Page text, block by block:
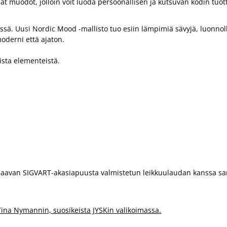
Uusi Nordic Mood -mallisto tuo esiin lämpimiä sävyjä,
että ajaton.
elementeistä.
SIGVART-akasiapuusta valmistetun leikkuulaudan
Nymannin, suosikeista JYSKin valikoimassa.